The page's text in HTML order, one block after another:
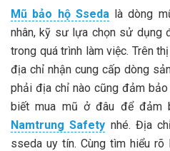
Mũ bảo hộ Sseda là dòng
nhân, kỹ sư lựa chọn sử dụng
trong quá trình làm việc. Trên
địa chỉ nhận cung cấp dòng
phải địa chỉ nào cũng đảm
biết mua mũ ở đâu để đảm
Namtrung Safety nhé. Địa
sseda uy tín. Cùng tìm hiểu